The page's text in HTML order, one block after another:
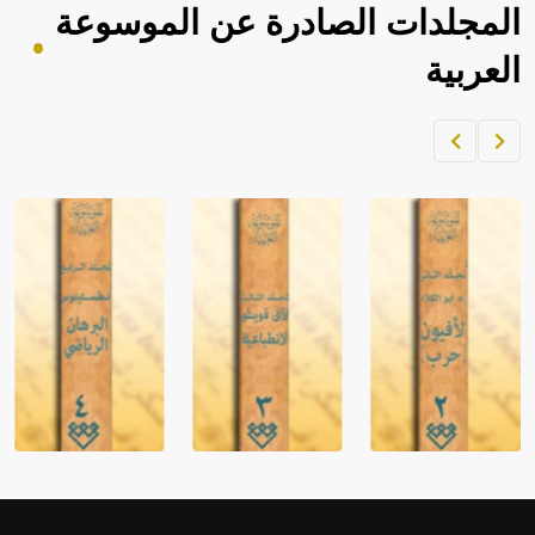
المجلدات الصادرة عن الموسوعة
العربية